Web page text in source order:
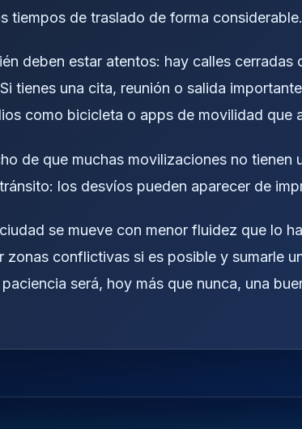
tiempos de traslado de forma considerable.
deben estar atentos: hay calles
tienes una cita, reunión o salida
como bicicleta o apps de movilidad que
de que muchas movilizaciones no
los desvíos pueden aparecer de
se mueve con menor fluidez que lo
zonas conflictivas si es posible y sumarle
será, hoy más que nunca, una